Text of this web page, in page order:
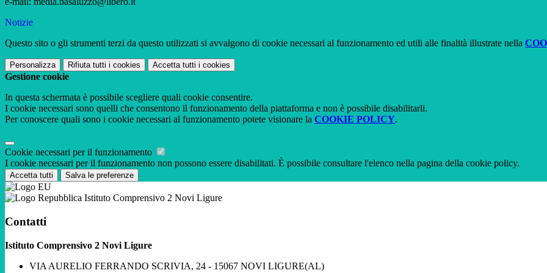
Notizie
Questo sito o gli strumenti terzi da questo utilizzati si avvalgono di cookie necessari al funzionamento ed utili alle finalità illustrate nella
Personalizza Rifiuta tutti i cookies Accetta tutti i cookies
Gestione cookie
In questa schermata è possibile scegliere quali cookie consentire.
I cookie necessari sono quelli che consentono il funzionamento della piattaforma e non è possibile disabilitarli.
Per conoscere quali sono i cookie necessari al funzionamento potete visionare la COOKIE POLICY.
Cookie necessari per il funzionamento
I cookie necessari per il funzionamento non possono essere disabilitati. È possibile consultare l'elenco nella pagina della cookie policy.
Accetta tutti Salva le preferenze
Istituto Comprensivo 2 Novi Ligure
Contatti
Istituto Comprensivo 2 Novi Ligure
VIA AURELIO FERRANDO SCRIVIA, 24 - 15067 NOVI LIGURE(AL)